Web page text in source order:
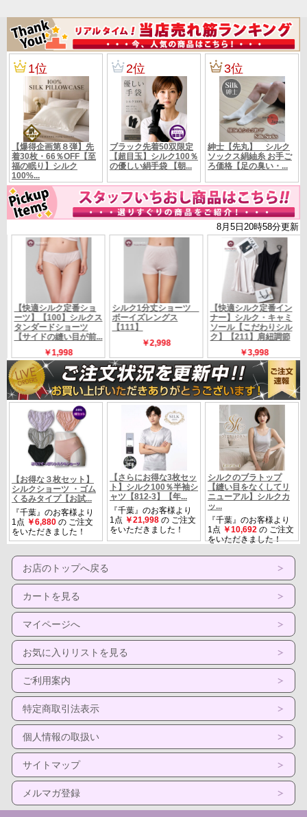
お店のトップへ戻る
カートを見る
マイページへ
お気に入りリストを見る
ご利用案内
特定商取引法表示
個人情報の取扱い
サイトマップ
メルマガ登録